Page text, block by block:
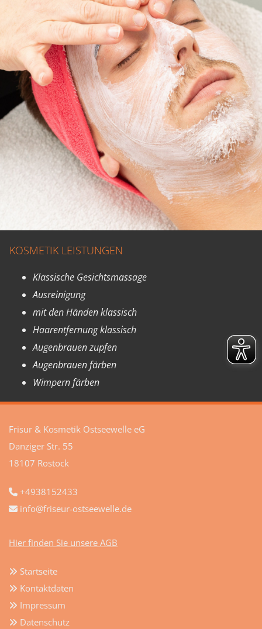
KOSMETIK LEISTUNGEN
Klassische Gesichtsmassage
Ausreinigung
mit den Händen klassisch
Haarentfernung klassisch
Augenbrauen zupfen
Augenbrauen färben
Wimpern färben
Frisur & Kosmetik Ostseewelle eG
Danziger Str. 55
18107 Rostock
 +4938152433
 info@friseur-ostseewelle.de
Hier finden Sie unsere AGB
 Startseite
 Kontaktdaten
 Impressum
 Datenschutz